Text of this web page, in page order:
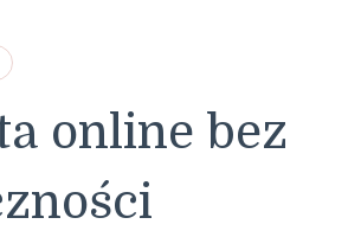
online bez